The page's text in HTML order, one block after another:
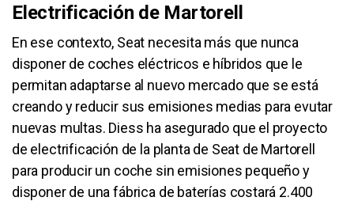
Electrificación de Martorell
En ese contexto, Seat necesita más que nunca
disponer de coches eléctricos e híbridos que le
permitan adaptarse al nuevo mercado que se está
creando y reducir sus emisiones medias para evutar
nuevas multas. Diess ha asegurado que el proyecto
de electrificación de la planta de Seat de Martorell
para producir un coche sin emisiones pequeño y
disponer de una fábrica de baterías costará 2.400